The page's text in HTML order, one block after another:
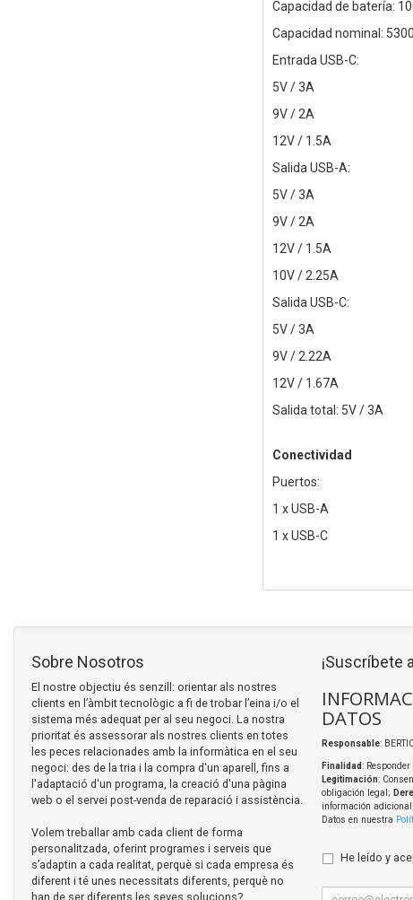
Capacidad de batería:
Capacidad nominal:
Entrada USB-C:
5V / 3A
9V / 2A
12V / 1.5A
Salida USB-A:
5V / 3A
9V / 2A
12V / 1.5A
10V / 2.25A
Salida USB-C:
5V / 3A
9V / 2.22A
12V / 1.67A
Salida total: 5V / 3A
Conectividad
Puertos:
1 x USB-A
1 x USB-C
Sobre Nosotros
El nostre objectiu és senzill: orientar als nostres
clients en l’àmbit tecnològic a fi de trobar l’eina i/o el
sistema més adequat per al seu negoci. La nostra
prioritat és assessorar als nostres clients en totes
les peces relacionades amb la informàtica en el seu
negoci: des de la tria i la compra d'un aparell, fins a
l'adaptació d'un programa, la creació d'una pàgina
web o el servei post-venda de reparació i assistència.
Volem treballar amb cada client de forma
personalitzada, oferint programes i serveis que
s’adaptin a cada realitat, perquè si cada empresa és
diferent i té unes necessitats diferents, perquè no
han de ser diferents les seves solucions?
¡Suscríbete
DATOS
Responsable:
Finalidad:
Legitimación:
obligación legal;
información adicional;
Datos en nuestra
He leído y